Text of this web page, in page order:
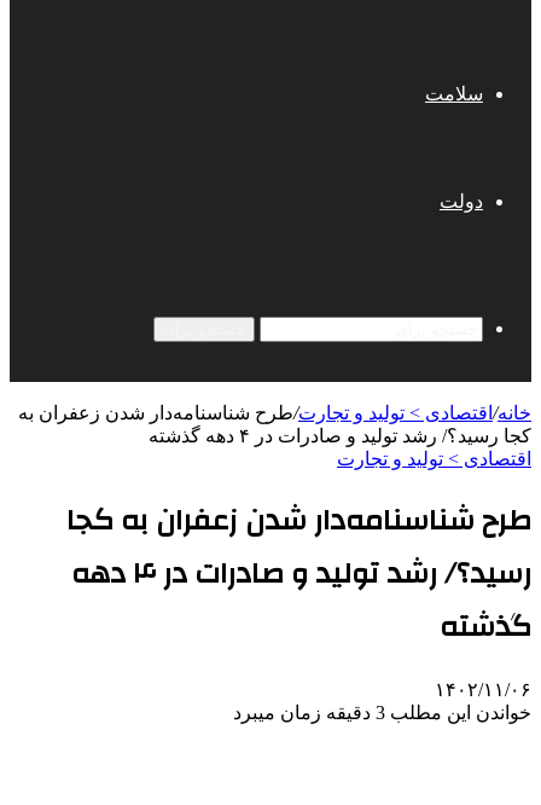
سلامت
دولت
خانه/ اقتصادی > تولید و تجارت/طرح شناسنامه‌دار شدن زعفران به
کجا رسید؟/ رشد تولید و صادرات در ۴ دهه گذشته
اقتصادی > تولید و تجارت
طرح شناسنامه‌دار شدن زعفران به کجا
رسید؟/ رشد تولید و صادرات در ۴ دهه
گذشته
۱۴۰۲/۱۱/۰۶
خواندن این مطلب 3 دقیقه زمان میبرد